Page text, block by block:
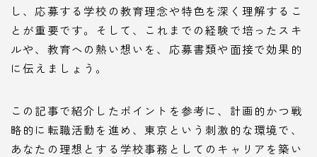
し、応募する学校の教育理念や特色を深く理解するこ
とが重要です。そして、これまでの経験で培ったスキ
ルや、教育への熱い想いを、応募書類や面接で効果的
に伝えましょう。
この記事で紹介したポイントを参考に、計画的かつ戦
略的に転職活動を進め、東京という刺激的な環境で、
あなたの理想とする学校事務としてのキャリアを築い